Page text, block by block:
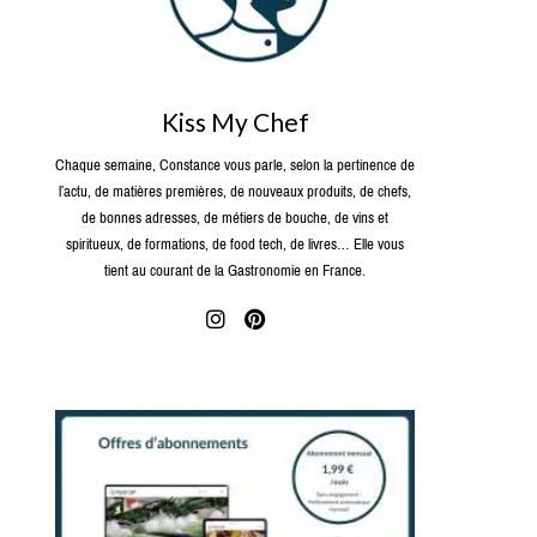
Kiss My Chef
Chaque semaine, Constance vous parle, selon la pertinence de
l’actu, de matières premières, de nouveaux produits, de chefs,
de bonnes adresses, de métiers de bouche, de vins et
spiritueux, de formations, de food tech, de livres… Elle vous
tient au courant de la Gastronomie en France.